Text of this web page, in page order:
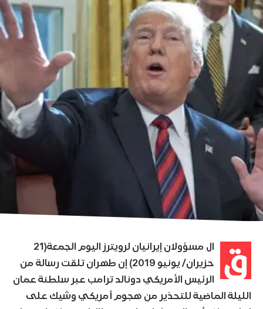
ق
ال مسؤولان إيرانيان لرويترز اليوم الجمعة(21
حزيران/ يونيو 2019) إن طهران تلقت رسالة من
الرئيس الأمريكي دونالد ترامب عبر سلطنة عمان
الليلة الماضية للتحذير من هجوم أمريكي وشيك على